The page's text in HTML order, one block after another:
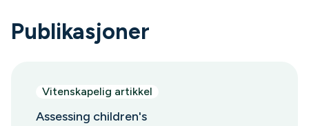
Publikasjoner
Vitenskapelig artikkel
Assessing children's